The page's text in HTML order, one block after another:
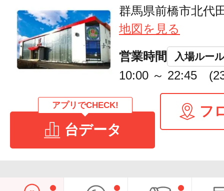
群馬県前橋市北代
地図を見る
営業時間 入場ルール
10:00 ～ 22:45
アプリでCHECK!
台データ
フ